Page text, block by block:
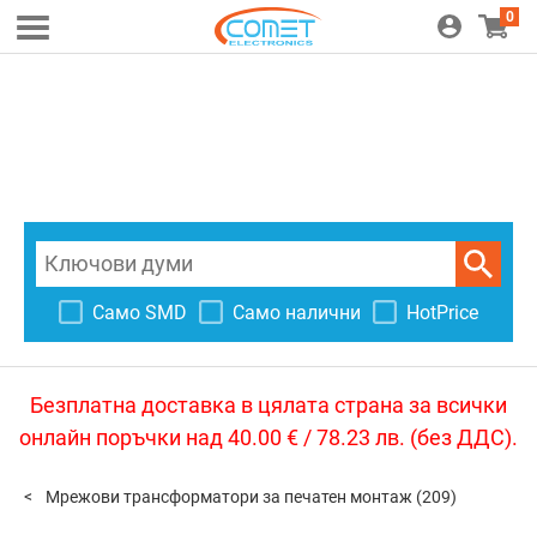
0
Само SMD Само налични HotPrice
Безплатна доставка в цялата страна за всички
онлайн поръчки над 40.00 € / 78.23 лв. (без ДДС).
Мрежови трансформатори за печатен монтаж (209)